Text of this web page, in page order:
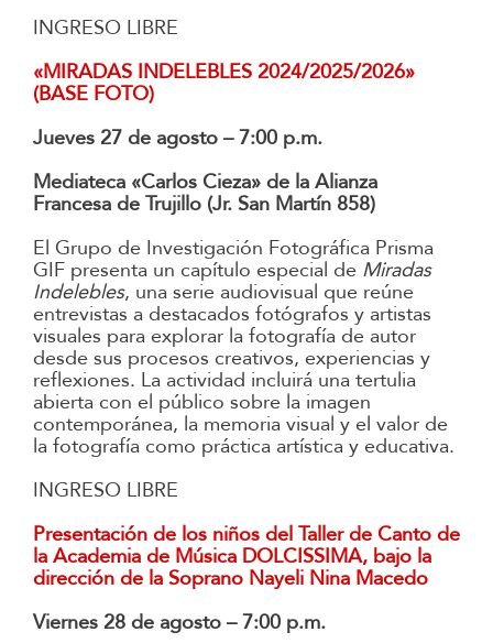
INGRESO LIBRE
«MIRADAS INDELEBLES 2024/2025/2026»
(BASE FOTO)
Jueves 27 de agosto – 7:00 p.m.
Mediateca «Carlos Cieza» de la Alianza
Francesa de Trujillo (Jr. San Martín 858)
El Grupo de Investigación Fotográfica Prisma
GIF presenta un capítulo especial de Miradas
Indelebles, una serie audiovisual que reúne
entrevistas a destacados fotógrafos y artistas
visuales para explorar la fotografía de autor
desde sus procesos creativos, experiencias y
reflexiones. La actividad incluirá una tertulia
abierta con el público sobre la imagen
contemporánea, la memoria visual y el valor de
la fotografía como práctica artística y educativa.
INGRESO LIBRE
Presentación de los niños del Taller de Canto de
la Academia de Música DOLCISSIMA, bajo la
dirección de la Soprano Nayeli Nina Macedo
Viernes 28 de agosto – 7:00 p.m.